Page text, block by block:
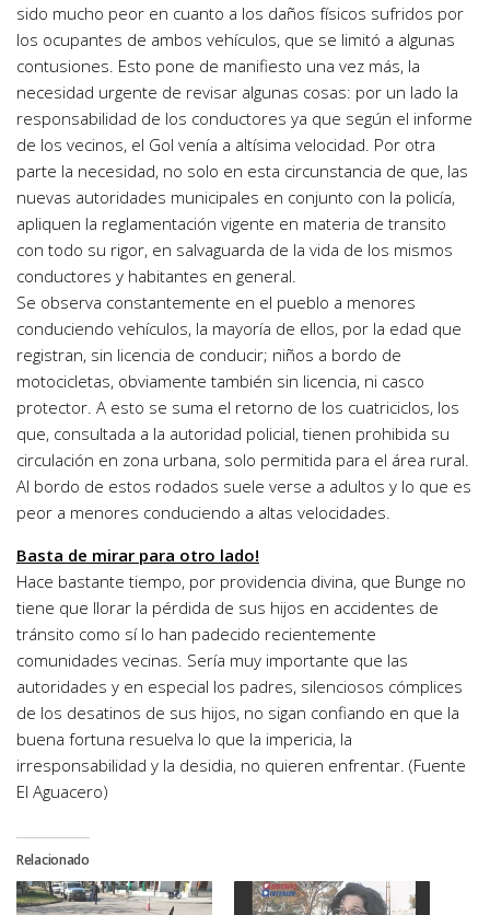
sido mucho peor en cuanto a los daños físicos sufridos por
los ocupantes de ambos vehículos, que se limitó a algunas
contusiones. Esto pone de manifiesto una vez más, la
necesidad urgente de revisar algunas cosas: por un lado la
responsabilidad de los conductores ya que según el informe
de los vecinos, el Gol venía a altísima velocidad. Por otra
parte la necesidad, no solo en esta circunstancia de que, las
nuevas autoridades municipales en conjunto con la policía,
apliquen la reglamentación vigente en materia de transito
con todo su rigor, en salvaguarda de la vida de los mismos
conductores y habitantes en general.
Se observa constantemente en el pueblo a menores
conduciendo vehículos, la mayoría de ellos, por la edad que
registran, sin licencia de conducir; niños a bordo de
motocicletas, obviamente también sin licencia, ni casco
protector. A esto se suma el retorno de los cuatriciclos, los
que, consultada a la autoridad policial, tienen prohibida su
circulación en zona urbana, solo permitida para el área rural.
Al bordo de estos rodados suele verse a adultos y lo que es
peor a menores conduciendo a altas velocidades.
Basta de mirar para otro lado!
Hace bastante tiempo, por providencia divina, que Bunge no
tiene que llorar la pérdida de sus hijos en accidentes de
tránsito como sí lo han padecido recientemente
comunidades vecinas. Sería muy importante que las
autoridades y en especial los padres, silenciosos cómplices
de los desatinos de sus hijos, no sigan confiando en que la
buena fortuna resuelva lo que la impericia, la
irresponsabilidad y la desidia, no quieren enfrentar. (Fuente
El Aguacero)
Relacionado